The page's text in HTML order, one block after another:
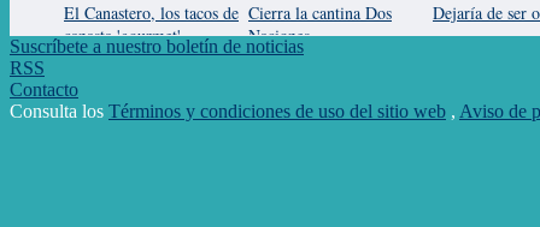
El Canastero, los tacos de
canasta 'gourmet'
Cierra la cantina Dos
Naciones
Dejaría de ser
Suscríbete a nuestro boletín de noticias
RSS
Contacto
Consulta los Términos y condiciones de uso del sitio web , Aviso de